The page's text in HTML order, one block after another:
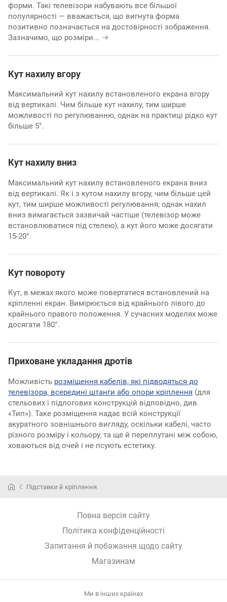
форми. Такі телевізори набувають все більшої
популярності — вважається, що вигнута форма
позитивно позначається на достовірності зображення.
Зазначимо, що розміри...
Кут нахилу вгору
Максимальний кут нахилу встановленого екрана вгору
від вертикалі. Чим більше кут нахилу, тим ширше
можливості по регулюванню, однак на практиці рідко кут
більше 5°.
Кут нахилу вниз
Максимальний кут нахилу встановленого екрана вниз
від вертикалі. Як і з кутом нахилу вгору, чим більше цей
кут, тим ширше можливості регулювання; однак нахил
вниз вимагається зазвичай частіше (телевізор може
встановлюватися під стелею), а кут його може досягати
15-20°.
Кут повороту
Кут, в межах якого може повертатися встановлений на
кріпленні екран. Вимірюється від крайнього лівого до
крайнього правого положення. У сучасних моделях може
досягати 180°.
Приховане укладання дротів
Можливість розміщення кабелів, які підводяться до
телевізора, всередині штанги або опори кріплення (для
стельових і підлогових конструкцій відповідно, див.
«Тип»). Таке розміщення надає всій конструкції
акуратного зовнішнього вигляду, оскільки кабелі, часто
різного розміру і кольору, та ще й переплутані між собою,
ховаються від очей і не псують естетику.
Підставки й кріплення
Повна версія сайту
Політика конфіденційності
Запитання й побажання щодо сайту
Магазинам
Ми в інших країнах